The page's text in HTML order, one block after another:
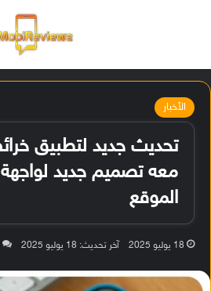
الأخبار
تحديث جديد لتطبيق
معه تصميم جديد
الموقع
18 يوليو 2025 آخر تحديث: 18 يوليو 2025